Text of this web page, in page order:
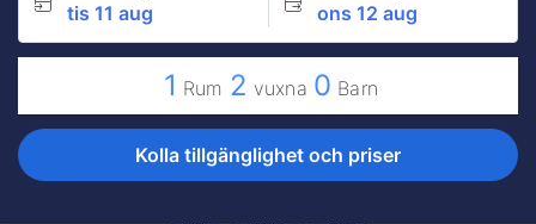
tis 11 aug ons 12 aug
1 Rum 2 vuxna 0 Barn
Kolla tillgänglighet och priser